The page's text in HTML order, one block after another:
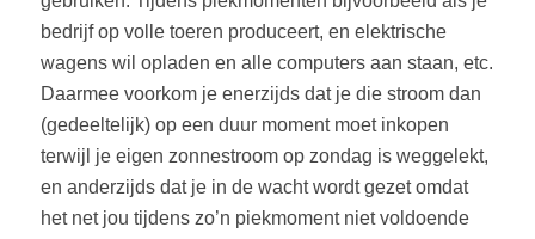
bedrijf op volle toeren produceert, en elektrische
wagens wil opladen en alle computers aan staan, etc.
Daarmee voorkom je enerzijds dat je die stroom dan
(gedeeltelijk) op een duur moment moet inkopen
terwijl je eigen zonnestroom op zondag is weggelekt,
en anderzijds dat je in de wacht wordt gezet omdat
het net jou tijdens zo’n piekmoment niet voldoende